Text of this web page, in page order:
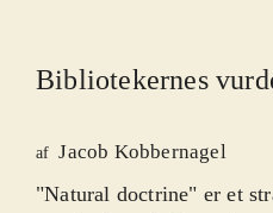
Bibliotekernes
af Jacob Kobbernagel
"Natural doctrine" er et